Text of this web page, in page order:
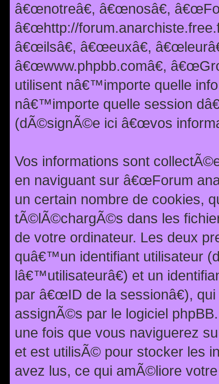
â€œnotreâ€, â€œnosâ€,
â€œhttp://
â€œilsâ€, â€œeuxâ€,
â€œwww.phpbb.comâ€,
utilisent nâ€™importe quelle
nâ€™importe quelle session
(dÃ©signÃ©e ici â€œvos
Vos informations sont
en naviguant sur â€œForum
un certain nombre de cookies,
tÃ©lÃ©chargÃ©s dans les
de votre ordinateur. Les deux
quâ€™un identifiant utilisateur
lâ€™utilisateurâ€) et un
par â€œID de la sessionâ€),
assignÃ©s par le logiciel
une fois que vous naviguerez
et est utilisÃ© pour stocker les
avez lus, ce qui amÃ©liore